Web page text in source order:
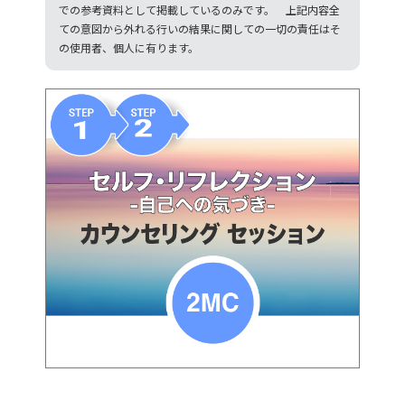
での参考資料として掲載しているのみです。 上記内容全
ての意図から外れる行いの結果に関しての一切の責任はそ
の使用者、個人に有ります。